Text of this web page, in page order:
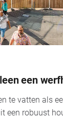
een
te vatten als
een robuust